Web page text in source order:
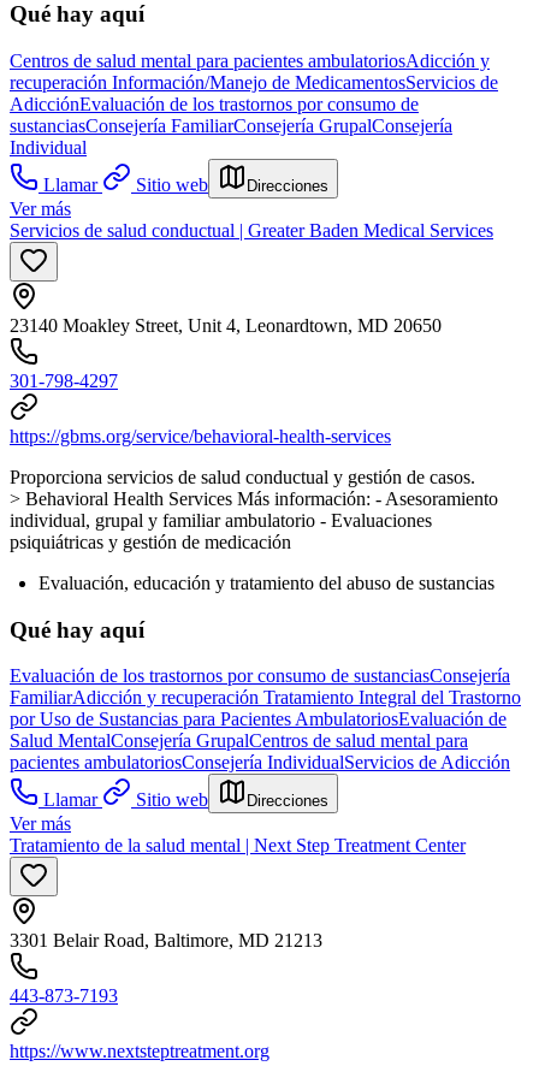
Qué hay aquí
Centros de salud mental para pacientes ambulatoriosAdicción y
recuperación Información/Manejo de MedicamentosServicios de
AdicciónEvaluación de los trastornos por consumo de
sustanciasConsejería FamiliarConsejería GrupalConsejería
Individual
Llamar
Sitio web Direcciones
Ver más
Servicios de salud conductual | Greater Baden Medical Services
23140 Moakley Street, Unit 4, Leonardtown, MD 20650
301-798-4297
https://gbms.org/service/behavioral-health-services
Proporciona servicios de salud conductual y gestión de casos.
> Behavioral Health Services Más información: - Asesoramiento
individual, grupal y familiar ambulatorio - Evaluaciones
psiquiátricas y gestión de medicación
Evaluación, educación y tratamiento del abuso de sustancias
Qué hay aquí
Evaluación de los trastornos por consumo de sustanciasConsejería
FamiliarAdicción y recuperación Tratamiento Integral del Trastorno
por Uso de Sustancias para Pacientes AmbulatoriosEvaluación de
Salud MentalConsejería GrupalCentros de salud mental para
pacientes ambulatoriosConsejería IndividualServicios de Adicción
Llamar
Sitio web Direcciones
Ver más
Tratamiento de la salud mental | Next Step Treatment Center
3301 Belair Road, Baltimore, MD 21213
443-873-7193
https://www.nextsteptreatment.org